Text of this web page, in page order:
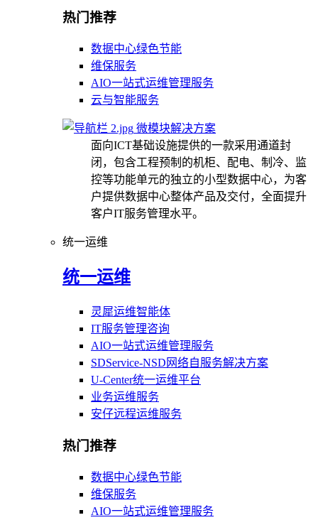
热门推荐
数据中心绿色节能
维保服务
AIO一站式运维管理服务
云与智能服务
微模块解决方案
面向ICT基础设施提供的一款采用通道封
闭，包含工程预制的机柜、配电、制冷、监
控等功能单元的独立的小型数据中心，为客
户提供数据中心整体产品及交付，全面提升
客户IT服务管理水平。
统一运维
统一运维
灵犀运维智能体
IT服务管理咨询
AIO一站式运维管理服务
SDService-NSD网络自服务解决方案
U-Center统一运维平台
业务运维服务
安仔远程运维服务
热门推荐
数据中心绿色节能
维保服务
AIO一站式运维管理服务